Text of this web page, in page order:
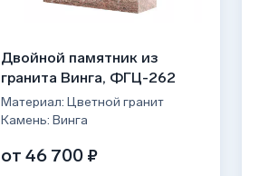
Двойной памятник из
гранита Винга, ФГЦ-262
Материал: Цветной гранит
Камень: Винга
от 46 700 ₽